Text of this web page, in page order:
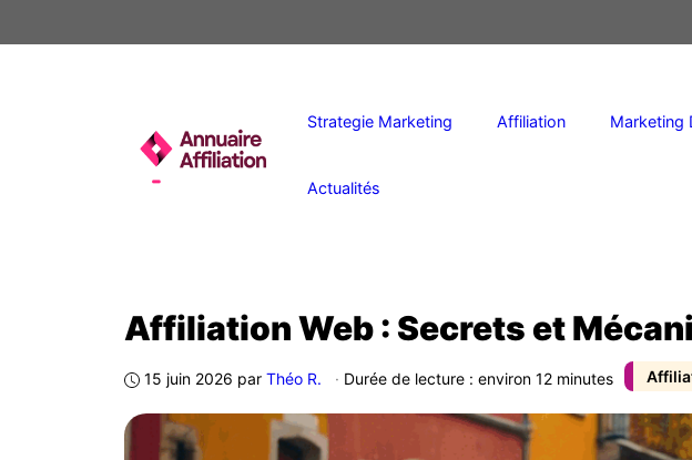
au
Strategie Marketing Affiliation Marketing
Actualités
Affiliation Web : Secrets et
15 juin 2026 par Théo R. · Durée de lecture : environ 12 minutes